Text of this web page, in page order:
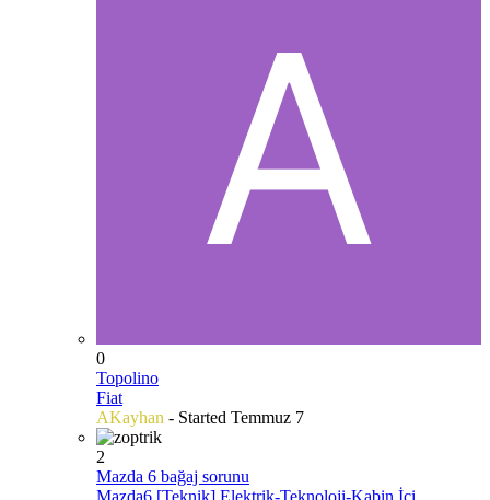
0
Topolino
Fiat
AKayhan - Started Temmuz 7
2
Mazda 6 bağaj sorunu